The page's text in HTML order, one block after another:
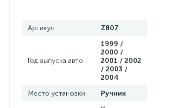
Артикул Z807
Год выпуска авто
1999 /
2000 /
2001 / 2002
/ 2003 /
2004
Место установки
Ручник